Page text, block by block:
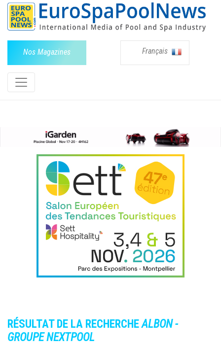
Nos Magazines Français
RÉSULTAT DE LA RECHERCHEALBON -
GROUPE NEXTPOOL